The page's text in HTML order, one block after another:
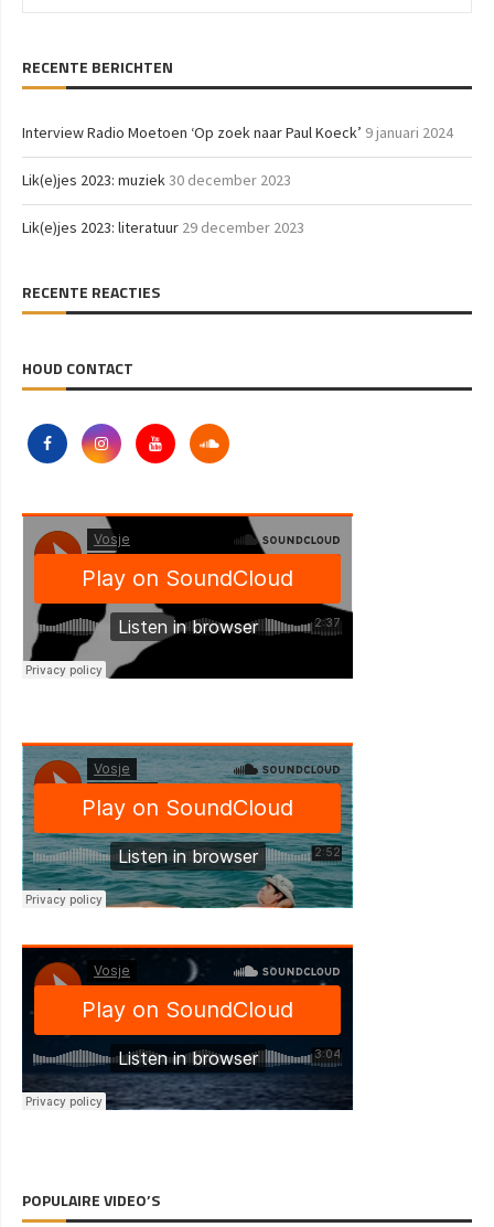
RECENTE BERICHTEN
Interview Radio Moetoen ‘Op zoek naar Paul Koeck’ 9 januari 2024
Lik(e)jes 2023: muziek30 december 2023
Lik(e)jes 2023: literatuur 29 december 2023
RECENTE REACTIES
HOUD CONTACT
POPULAIRE VIDEO’S